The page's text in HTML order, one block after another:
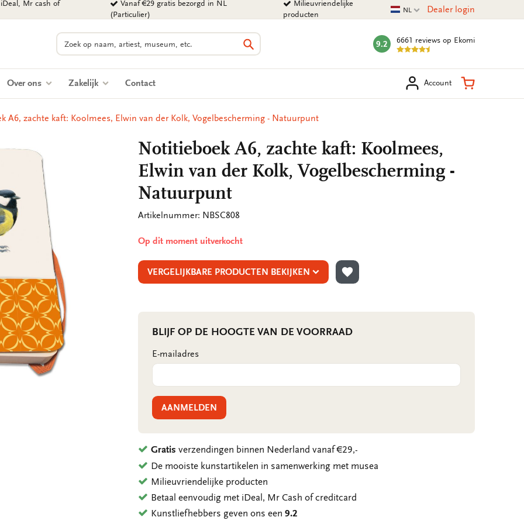
Mr cash of
Vanaf €29 gratis bezorgd in NL
(Particulier)
Milieuvriendelijke
producten
Huidige taal
NL Dealer login
Zoeken
Zoeken
mark:
9.2 6661 reviews op Ekomi
Over ons Zakelijk Contact Account Winkelmand
A6, zachte kaft: Koolmees, Elwin van der Kolk, Vogelbescherming - Natuurpunt
Notitieboek A6, zachte kaft: Koolmees,
Elwin van der Kolk, Vogelbescherming -
Natuurpunt
Artikelnummer: NBSC808
Op dit moment uitverkocht
VERGELIJKBARE PRODUCTEN BEKIJKEN
TOEVOEGEN AAN VERLANGLIJST
BLIJF OP DE HOOGTE VAN DE VOORRAAD
E-mailadres
AANMELDEN
Gratis verzendingen binnen Nederland vanaf €29,-
De mooiste kunstartikelen in samenwerking met musea
Milieuvriendelijke producten
Betaal eenvoudig met iDeal, Mr Cash of creditcard
Kunstliefhebbers geven ons een9.2